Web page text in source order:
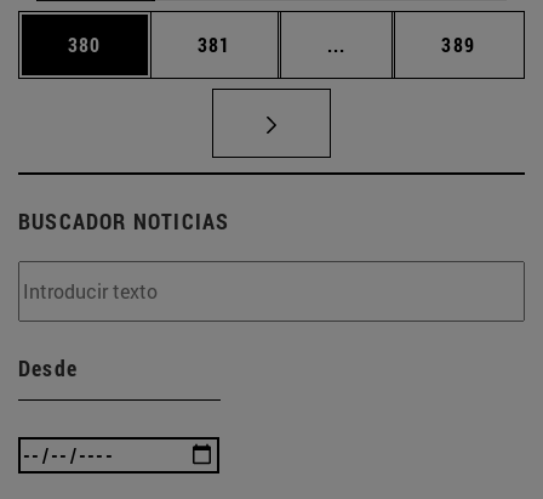
Página
380 Página
381 ... Páginas intermedias
Página
389
BUSCADOR NOTICIAS
Desde